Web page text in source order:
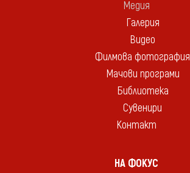
Медия
Галерия
Видео
Филмова фотография
Мачови програми
Библиотека
Сувенири
Контакт
НА ФОКУС